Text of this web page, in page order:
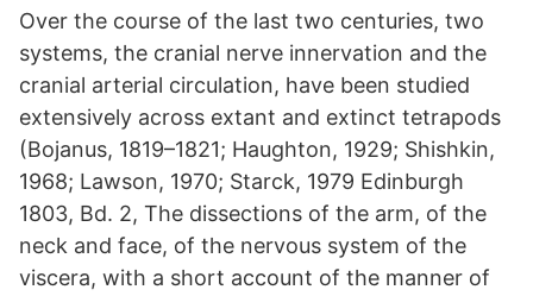
Over the course of the last two centuries, two
systems, the cranial nerve innervation and the
cranial arterial circulation, have been studied
extensively across extant and extinct tetrapods
(Bojanus, 1819–1821; Haughton, 1929; Shishkin,
1968; Lawson, 1970; Starck, 1979 Edinburgh
1803, Bd. 2, The dissections of the arm, of the
neck and face, of the nervous system of the
viscera, with a short account of the manner of